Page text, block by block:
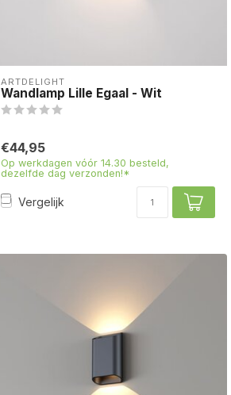
ARTDELIGHT
Wandlamp Lille Egaal - Wit
€44,95
Op werkdagen vóór 14.30 besteld,
dezelfde dag verzonden!*
Vergelijk